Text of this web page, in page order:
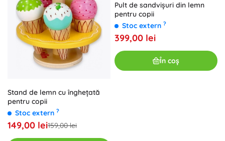
Stand de lemn cu înghețată
pentru copii
Stoc extern ?
149,00 lei159,00 lei
Pult de sandvișuri din lemn
pentru copii
Stoc extern ?
399,00 lei
În coș